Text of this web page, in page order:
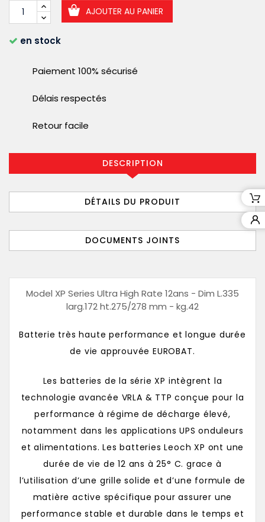
AJOUTER AU PANIER
en stock
Paiement 100% sécurisé
Délais respectés
Retour facile
DESCRIPTION
DÉTAILS DU PRODUIT
DOCUMENTS JOINTS
Model XP Series Ultra High Rate 12ans - Dim L.335
larg.172 ht.275/278 mm - kg.42
Batterie très haute performance et longue durée
de vie approuvée EUROBAT.
Les batteries de la série XP intègrent la
technologie avancée VRLA & TTP conçue pour la
performance à régime de décharge élevé,
notamment dans les applications UPS onduleurs
et alimentations. Les batteries Leoch XP ont une
durée de vie de 12 ans à 25° C. grace à
l’utilisation d’une grille solide et d’une formule de
matière active spécifique pour assurer une
performance stable et durable dans le temps et